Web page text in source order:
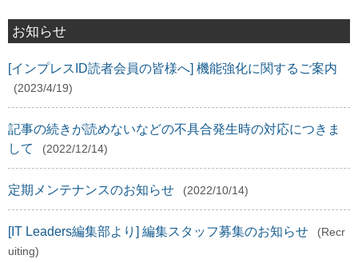
お知らせ
[インプレスID読者会員の皆様へ] 機能強化に関するご案内
(2023/4/19)
記事の続きが読めないなどの不具合発生時の対応につきま
して
(2022/12/14)
定期メンテナンスのお知らせ (2022/10/14)
[IT Leaders編集部より] 編集スタッフ募集のお知らせ
(Recr
uiting)